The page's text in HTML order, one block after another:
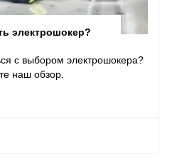
электрошокер?
с выбором электрошокера?
наш обзор.